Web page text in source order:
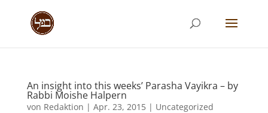
An insight into this weeks’ Parasha Vayikra – by
Rabbi Moishe Halpern
von Redaktion | Apr. 23, 2015| Uncategorized